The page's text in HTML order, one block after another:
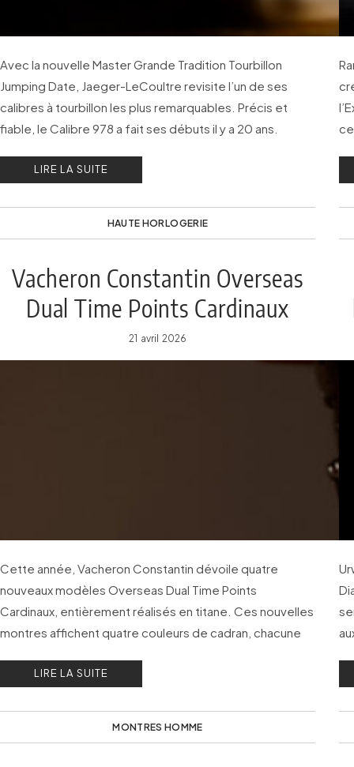
Avec la nouvelle Master Grande Tradition Tourbillon
Jumping Date, Jaeger-LeCoultre revisite l’un de ses
calibres à tourbillon les plus remarquables. Précis et
fiable, le Calibre 978 a fait ses débuts il y a 20 ans.
LIRE LA SUITE
HAUTE HORLOGERIE
Vacheron Constantin Overseas
Dual Time Points Cardinaux
21 avril 2026
Cette année, Vacheron Constantin dévoile quatre
nouveaux modèles Overseas Dual Time Points
Cardinaux, entièrement réalisés en titane. Ces nouvelles
montres affichent quatre couleurs de cadran, chacune
LIRE LA SUITE
MONTRES HOMME